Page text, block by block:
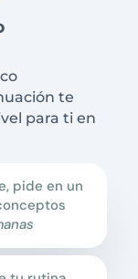
te
para ti en
pide en un